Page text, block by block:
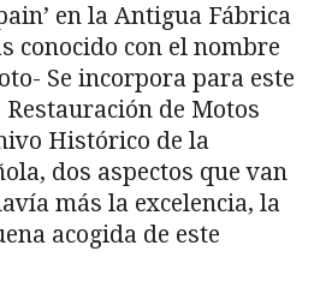
en la Antigua Fábrica
conocido con el nombre
Se incorpora para este
de Motos
Histórico de la
dos aspectos que van
más la excelencia, la
acogida de este